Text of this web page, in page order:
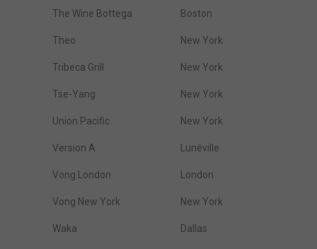
The Wine Bottega Boston
Theo New York
Tribeca Grill New York
Tse-Yang New York
Union Pacific New York
Version A Lunéville
Vong London London
Vong New York New York
Waka Dallas